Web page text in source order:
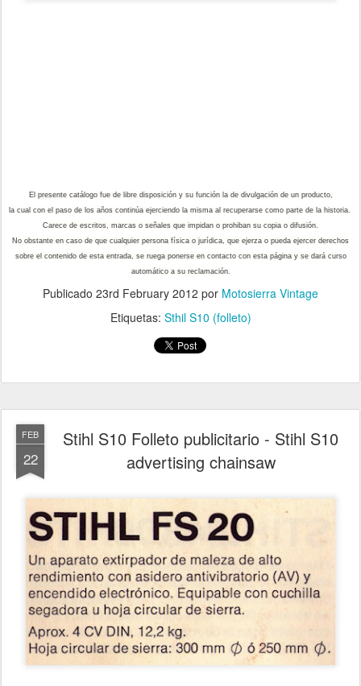
El presente catálogo fue de libre disposición y su función la de divulgación de un producto,
la cual con el paso de los años continúa ejerciendo la misma al recuperarse como parte de la historia.
Carece de escritos, marcas o señales que impidan o prohiban su copia o difusión.
No obstante en caso de que cualquier persona física o jurídica, que ejerza o pueda ejercer derechos
sobre el contenido de esta entrada, se ruega ponerse en contacto con esta página y se dará curso
automático a su reclamación.
Publicado 23rd February 2012 por Motosierra Vintage
Etiquetas: Sthil S10 (folleto)
FEB
22
Stihl S10 Folleto publicitario - Stihl S10
advertising chainsaw